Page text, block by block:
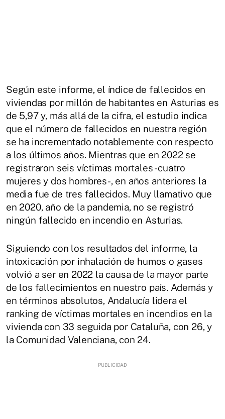
Según este informe, el índice de fallecidos en
viviendas por millón de habitantes en Asturias es
de 5,97 y, más allá de la cifra, el estudio indica
que el número de fallecidos en nuestra región
se ha incrementado notablemente con respecto
a los últimos años. Mientras que en 2022 se
registraron seis víctimas mortales -cuatro
mujeres y dos hombres-, en años anteriores la
media fue de tres fallecidos. Muy llamativo que
en 2020, año de la pandemia, no se registró
ningún fallecido en incendio en Asturias.
Siguiendo con los resultados del informe, la
intoxicación por inhalación de humos o gases
volvió a ser en 2022 la causa de la mayor parte
de los fallecimientos en nuestro país. Además y
en términos absolutos, Andalucía lidera el
ranking de víctimas mortales en incendios en la
vivienda con 33 seguida por Cataluña, con 26, y
la Comunidad Valenciana, con 24.